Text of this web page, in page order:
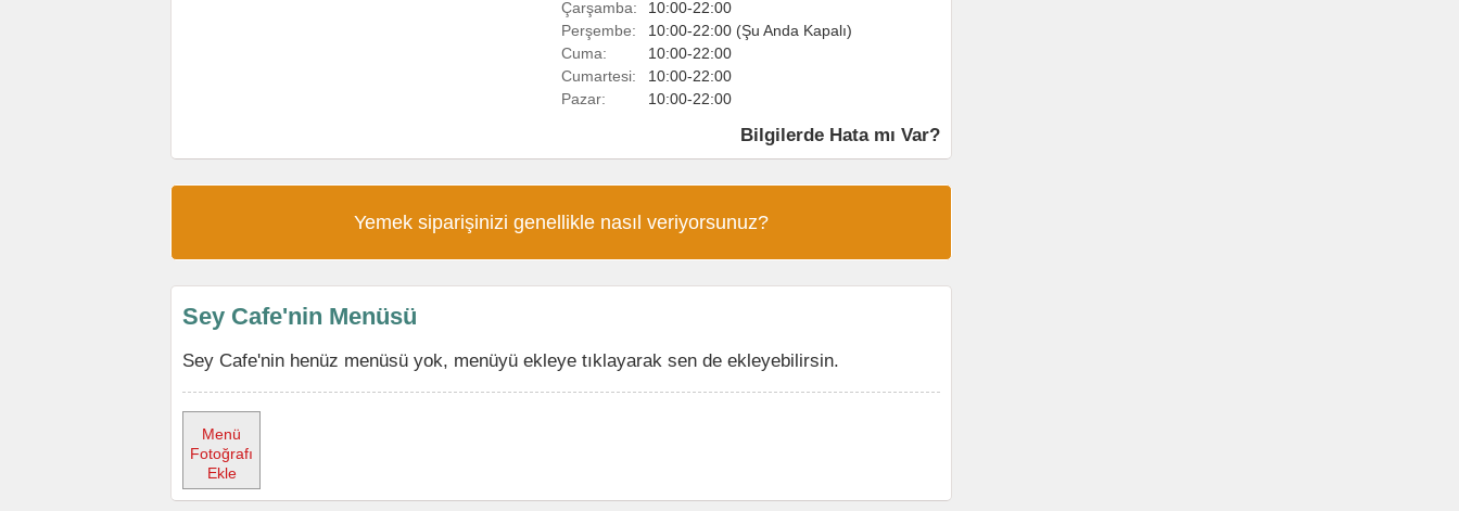
Çarşamba:
10:00-22:00
Perşembe:
10:00-22:00 (Şu Anda Kapalı)
Cuma:
10:00-22:00
Cumartesi:
10:00-22:00
Pazar:
10:00-22:00
Bilgilerde Hata mı Var?
Yemek siparişinizi genellikle nasıl veriyorsunuz?
Sey Cafe'nin Menüsü
Sey Cafe'nin henüz menüsü yok, menüyü ekleye tıklayarak sen de ekleyebilirsin.
Menü
Fotoğrafı
Ekle